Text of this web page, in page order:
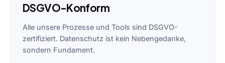
DSGVO-Konform
Alle unsere Prozesse und Tools sind DSGVO-
zertifiziert. Datenschutz ist kein Nebengedanke,
sondern Fundament.